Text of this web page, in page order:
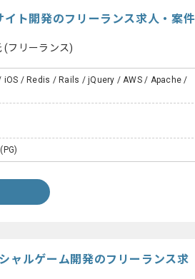
イト開発のフリーランス求人・案件
(フリーランス)
/ Redis / Rails / jQuery / AWS / Apache /
ャルゲーム開発のフリーランス求